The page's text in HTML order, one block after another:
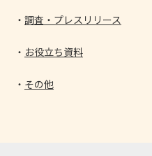
調査・プレスリリース
お役立ち資料
その他